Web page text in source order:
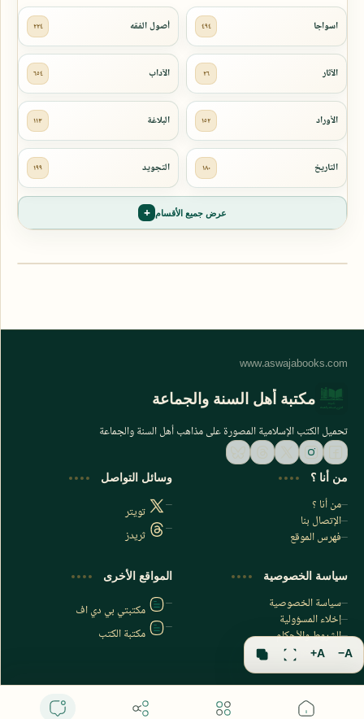
عرض جميع الأقسام
اشترك الآن
اشترك في قناتنا على تليجرام
مكتبة أهل السنة والجماعة
تحميل الكتب الإسلامية المصورة على مذاهب أهل السنة والجماعة
من أنا ؟
من أنا ؟
الإتصال بنا
فهرس الموقع
وسائل التواصل
تويتر
ثريدز
سياسة الخصوصية
سياسة الخصوصية
إخلاء المسؤولية
الشروط والأحكام
فهرس الموقع
المواقع الأخرى
مكتبتي بي دي اف
مكتبة الكتب
A−
A+